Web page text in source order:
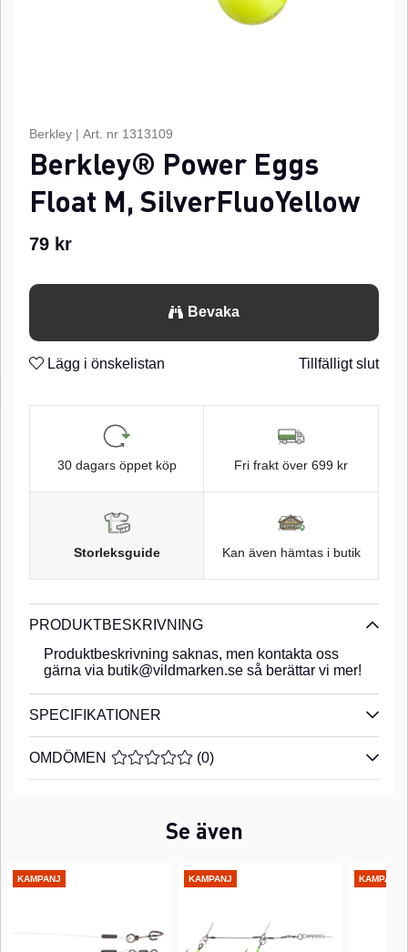
Berkley | Art. nr 1313109
Berkley® Power Eggs
Float M, SilverFluoYellow
79 kr
Bevaka
Lägg i önskelistan Tillfälligt slut
30 dagars öppet köp Fri frakt över 699 kr
Storleksguide Kan även hämtas i butik
PRODUKTBESKRIVNING
Produktbeskrivning saknas, men kontakta oss
gärna via butik@vildmarken.se så berättar vi mer!
SPECIFIKATIONER
OMDÖMEN MEDELBETYG 0 AV 5 ANTAL BETYG 0
(0)
Se även
KAMPANJ KAMPANJ KAMPANJ